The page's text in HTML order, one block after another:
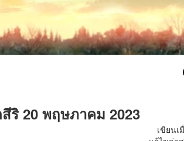
ริ 20 พฤษภาคม 2023
เขียนเ